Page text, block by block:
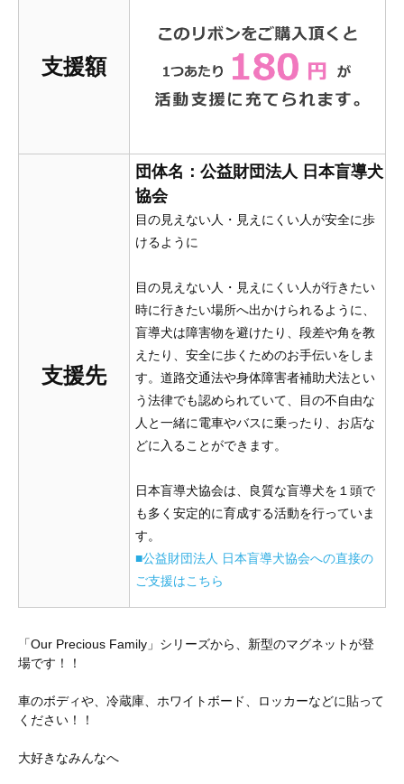
支援額
支援先
団体名：公益財団法人 日本盲導犬
協会
目の見えない人・見えにくい人が安全に歩
けるように
目の見えない人・見えにくい人が行きたい
時に行きたい場所へ出かけられるように、
盲導犬は障害物を避けたり、段差や角を教
えたり、安全に歩くためのお手伝いをしま
す。道路交通法や身体障害者補助犬法とい
う法律でも認められていて、目の不自由な
人と一緒に電車やバスに乗ったり、お店な
どに入ることができます。
日本盲導犬協会は、良質な盲導犬を１頭で
も多く安定的に育成する活動を行っていま
す。
■公益財団法人 日本盲導犬協会への直接の
ご支援はこちら
「Our Precious Family」シリーズから、新型のマグネットが登
場です！！
車のボディや、冷蔵庫、ホワイトボード、ロッカーなどに貼って
ください！！
大好きなみんなへ